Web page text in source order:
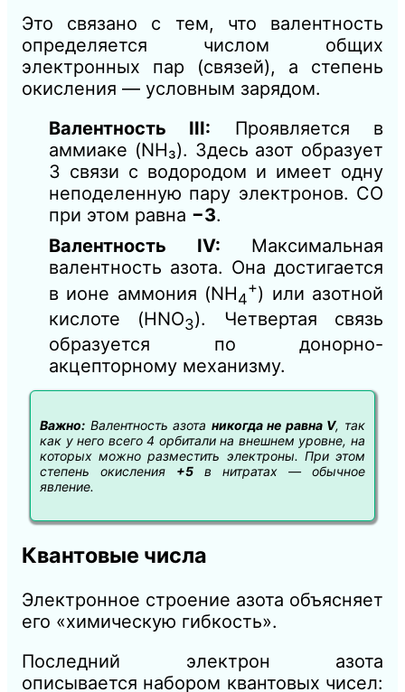
Это связано с тем, что валентность
определяется числом общих
электронных пар (связей), а степень
окисления — условным зарядом.
Валентность III: Проявляется в
аммиаке (NH₃). Здесь азот образует
3 связи с водородом и имеет одну
неподеленную пару электронов. СО
при этом равна −3.
Валентность IV: Максимальная
валентность азота. Она достигается
в ионе аммония (NH4
+) или азотной
кислоте (HNO3). Четвертая связь
образуется по донорно-
акцепторному механизму.
Важно: Валентность азота никогда не равна V, так
как у него всего 4 орбитали на внешнем уровне, на
которых можно разместить электроны. При этом
степень окисления +5 в нитратах — обычное
явление.
Квантовые числа
Электронное строение азота объясняет
его «химическую гибкость».
Последний электрон азота
описывается набором квантовых чисел: